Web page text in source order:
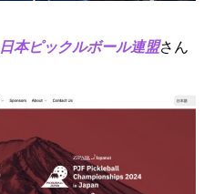
日本ピックルボール連盟さん